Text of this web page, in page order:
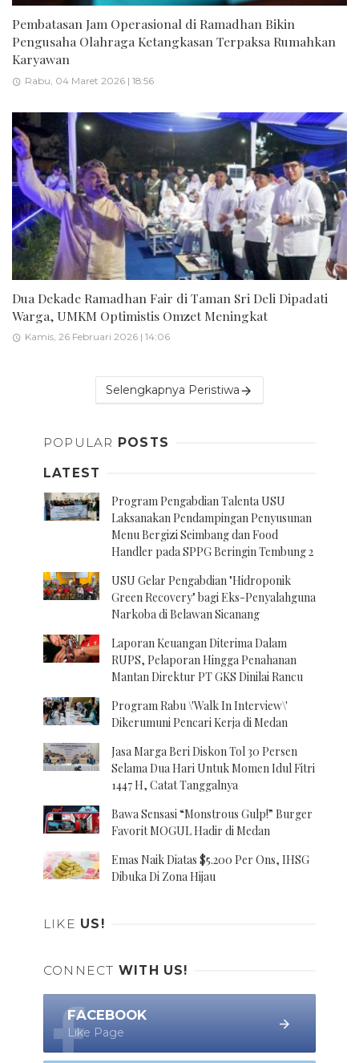
Pembatasan Jam Operasional di Ramadhan Bikin
Pengusaha Olahraga Ketangkasan Terpaksa Rumahkan
Karyawan
Rabu, 04 Maret 2026 | 18:56
Dua Dekade Ramadhan Fair di Taman Sri Deli Dipadati
Warga, UMKM Optimistis Omzet Meningkat
Kamis, 26 Februari 2026 | 14:06
Selengkapnya Peristiwa
POPULAR POSTS
LATEST
Program Pengabdian Talenta USU
Laksanakan Pendampingan Penyusunan
Menu Bergizi Seimbang dan Food
Handler pada SPPG Beringin Tembung 2
USU Gelar Pengabdian "Hidroponik
Green Recovery" bagi Eks-Penyalahguna
Narkoba di Belawan Sicanang
Laporan Keuangan Diterima Dalam
RUPS, Pelaporan Hingga Penahanan
Mantan Direktur PT GKS Dinilai Rancu
Program Rabu \'Walk In Interview\'
Dikerumuni Pencari Kerja di Medan
Jasa Marga Beri Diskon Tol 30 Persen
Selama Dua Hari Untuk Momen Idul Fitri
1447 H, Catat Tanggalnya
Bawa Sensasi “Monstrous Gulp!” Burger
Favorit MOGUL Hadir di Medan
Emas Naik Diatas $5.200 Per Ons, IHSG
Dibuka Di Zona Hijau
LIKE US!
CONNECT WITH US!
FACEBOOK
Like Page